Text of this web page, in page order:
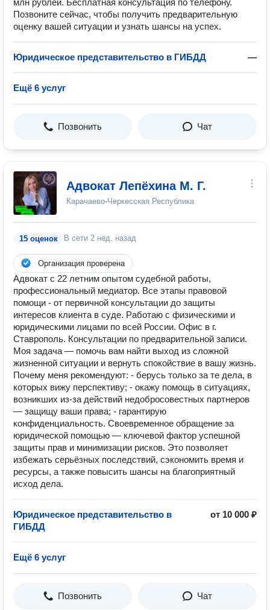
млн рублей. Бесплатная консультация по телефону.
Позвоните сейчас, чтобы получить предварительную
оценку вашей ситуации и узнать шансы на успех.
Юридическое представительство в ГИБДД —
Ещё 6 услуг
Позвонить Чат
Адвокат Лепёхина М. Г.
Карачаево-Черкесская Республика
15 оценок В сети 2 нед. назад
Организация проверена
Адвокат с 22 летним опытом судебной работы,
профессиональный медиатор. Все этапы правовой
помощи - от первичной консультации до защиты
интересов клиента в суде. Работаю с физическими и
юридическими лицами по всей России. Офис в г.
Ставрополь. Консультации по предварительной записи.
Моя задача — помочь вам найти выход из сложной
жизненной ситуации и вернуть спокойствие в вашу жизнь.
Почему меня рекомендуют: - берусь только за те дела, в
которых вижу перспективу; - окажу помощь в ситуациях,
возникших из-за действий недобросовестных партнеров
— защищу ваши права; - гарантирую
конфиденциальность. Своевременное обращение за
юридической помощью — ключевой фактор успешной
защиты прав и минимизации рисков. Это позволяет
избежать серьёзных последствий, сэкономить время и
ресурсы, а также повысить шансы на благоприятный
исход дела.
Юридическое представительство в
ГИБДД
от 10 000 ₽
Ещё 6 услуг
Позвонить Чат